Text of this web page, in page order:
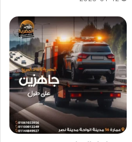
كل هذا باقل سعر كما نقدم عروض وخصومات تصل الي خصم 50%
انقاذ في العلمينلسحب و انقاذ
او توكيل سيارات ، اتصل بنا
ارخص ونش انقاذ في العلمين
01144849927او
ليصلكونش انقاذ سيارات
وسائل الامان والراحة.